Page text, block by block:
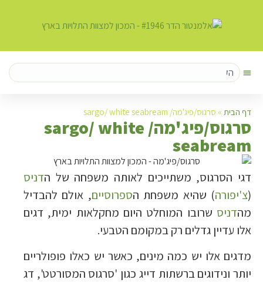
דף הבית » סרגוס/פיג'מה/ sargo/ white seabream
ס רגוס/פיג'מה/ sargo/ white
seabream
דגי הסרגוס, משתייכים לאותה משפחה של הדניס
(צ'יפורה) שהיא משפחת הספרוסיים, אולם להבדיל
מהדניס שרובו המוחלט היום מחקלאות ימית, דגים
אלו עדיין גדלים רק במקומם הטבעי.
מדגים אלו יש כמה מינים, כאשר יש כאלו פופולריים
יותר ונידוגים ברשתות דייג כגון 'סרגוס המסורטט', דג